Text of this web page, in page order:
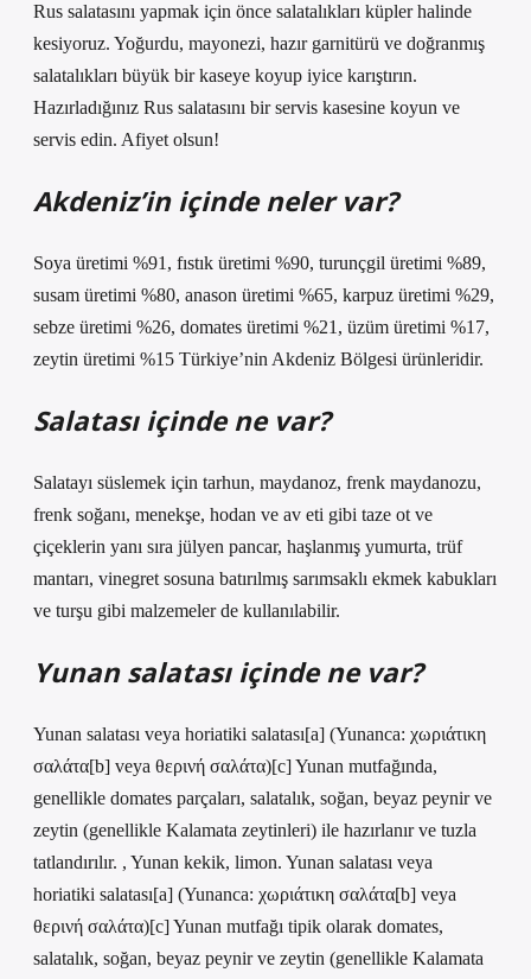
Rus salatasını yapmak için önce salatalıkları küpler halinde
kesiyoruz. Yoğurdu, mayonezi, hazır garnitürü ve doğranmış
salatalıkları büyük bir kaseye koyup iyice karıştırın.
Hazırladığınız Rus salatasını bir servis kasesine koyun ve
servis edin. Afiyet olsun!
Akdeniz’in içinde neler var?
Soya üretimi %91, fıstık üretimi %90, turunçgil üretimi %89,
susam üretimi %80, anason üretimi %65, karpuz üretimi %29,
sebze üretimi %26, domates üretimi %21, üzüm üretimi %17,
zeytin üretimi %15 Türkiye’nin Akdeniz Bölgesi ürünleridir.
Salatası içinde ne var?
Salatayı süslemek için tarhun, maydanoz, frenk maydanozu,
frenk soğanı, menekşe, hodan ve av eti gibi taze ot ve
çiçeklerin yanı sıra jülyen pancar, haşlanmış yumurta, trüf
mantarı, vinegret sosuna batırılmış sarımsaklı ekmek kabukları
ve turşu gibi malzemeler de kullanılabilir.
Yunan salatası içinde ne var?
Yunan salatası veya horiatiki salatası[a] (Yunanca: χωριάτικη
σαλάτα[b] veya θερινή σαλάτα)[c] Yunan mutfağında,
genellikle domates parçaları, salatalık, soğan, beyaz peynir ve
zeytin (genellikle Kalamata zeytinleri) ile hazırlanır ve tuzla
tatlandırılır. , Yunan kekik, limon. Yunan salatası veya
horiatiki salatası[a] (Yunanca: χωριάτικη σαλάτα[b] veya
θερινή σαλάτα)[c] Yunan mutfağı tipik olarak domates,
salatalık, soğan, beyaz peynir ve zeytin (genellikle Kalamata